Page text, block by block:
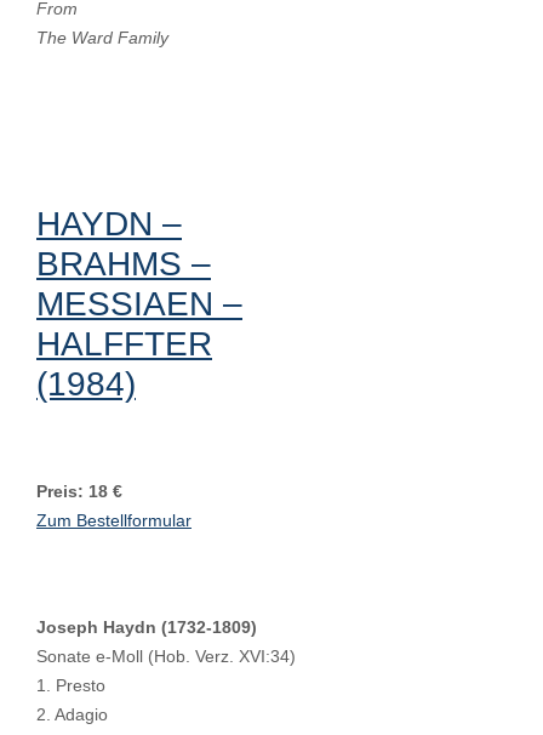
From
The Ward Family
HAYDN –
BRAHMS –
MESSIAEN –
HALFFTER
(1984)
Preis: 18 €
Zum Bestellformular
Joseph Haydn (1732-1809)
Sonate e-Moll (Hob. Verz. XVI:34)
1. Presto
2. Adagio